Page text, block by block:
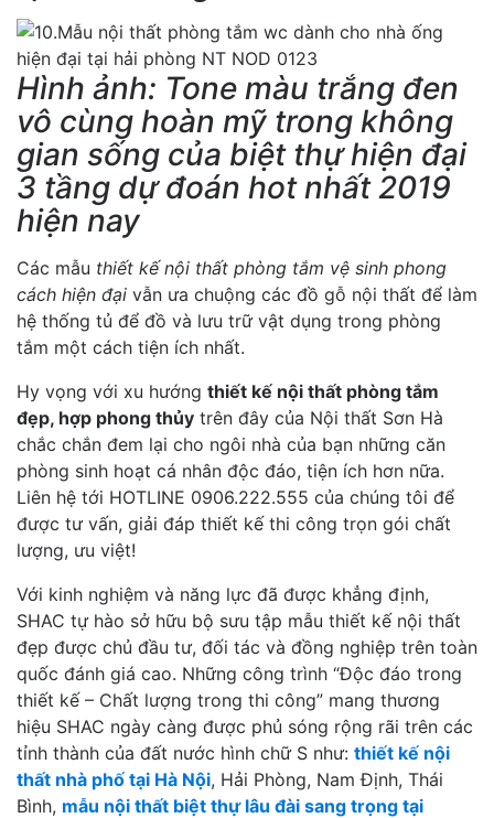
Hình ảnh: Tone màu trắng đen
vô cùng hoàn mỹ trong không
gian sống của biệt thự hiện đại
3 tầng dự đoán hot nhất 2019
hiện nay
Các mẫu thiết kế nội thất phòng tắm vệ sinh phong
cách hiện đại vẫn ưa chuộng các đồ gỗ nội thất để làm
hệ thống tủ để đồ và lưu trữ vật dụng trong phòng
tắm một cách tiện ích nhất.
Hy vọng với xu hướng thiết kế nội thất phòng tắm
đẹp, hợp phong thủy trên đây của Nội thất Sơn Hà
chắc chắn đem lại cho ngôi nhà của bạn những căn
phòng sinh hoạt cá nhân độc đáo, tiện ích hơn nữa.
Liên hệ tới HOTLINE 0906.222.555 của chúng tôi để
được tư vấn, giải đáp thiết kế thi công trọn gói chất
lượng, ưu việt!
Với kinh nghiệm và năng lực đã được khẳng định,
SHAC tự hào sở hữu bộ sưu tập mẫu thiết kế nội thất
đẹp được chủ đầu tư, đối tác và đồng nghiệp trên toàn
quốc đánh giá cao. Những công trình “Độc đáo trong
thiết kế – Chất lượng trong thi công” mang thương
hiệu SHAC ngày càng được phủ sóng rộng rãi trên các
tỉnh thành của đất nước hình chữ S như: thiết kế nội
thất nhà phố tại Hà Nội, Hải Phòng, Nam Định, Thái
Bình, mẫu nội thất biệt thự lâu đài sang trọng tại